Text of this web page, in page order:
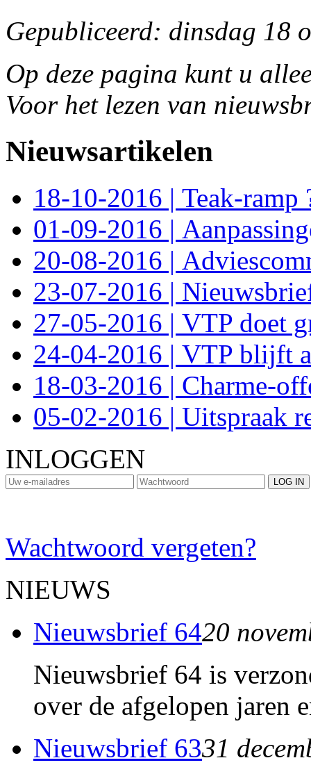
Gepubliceerd: dinsdag 18
Op deze pagina kunt u
Voor het lezen van
Nieuwsartikelen
18-10-2016 | Teak-ramp
01-09-2016 |
20-08-2016 |
23-07-2016 |
27-05-2016 | VTP doet
24-04-2016 | VTP blijft
18-03-2016 | Charme-
05-02-2016 | Uitspraak
INLOGGEN
Wachtwoord vergeten?
NIEUWS
Nieuwsbrief 6420
Nieuwsbrief 64 is
over de afgelopen jaren
Nieuwsbrief 6331